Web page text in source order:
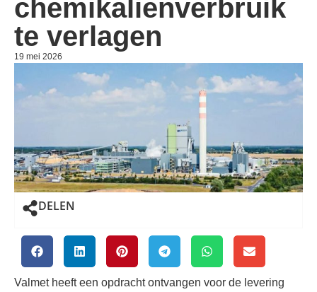
chemikalienverbruik
te verlagen
19 mei 2026
DELEN
Valmet heeft een opdracht ontvangen voor de levering